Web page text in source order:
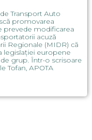
Transport Auto
promovarea
prevede modificarea
acuză
Regionale (MIDR) că
legislației europene
grup. Într-o scrisoare
Tofan, APOTA